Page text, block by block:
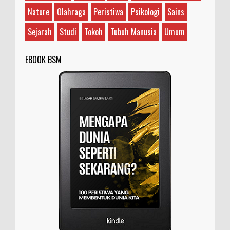
Nature
Olahraga Peristiwa Psikologi
Sains
Sejarah
Studi Tokoh Tubuh Manusia Umum
EBOOK BSM